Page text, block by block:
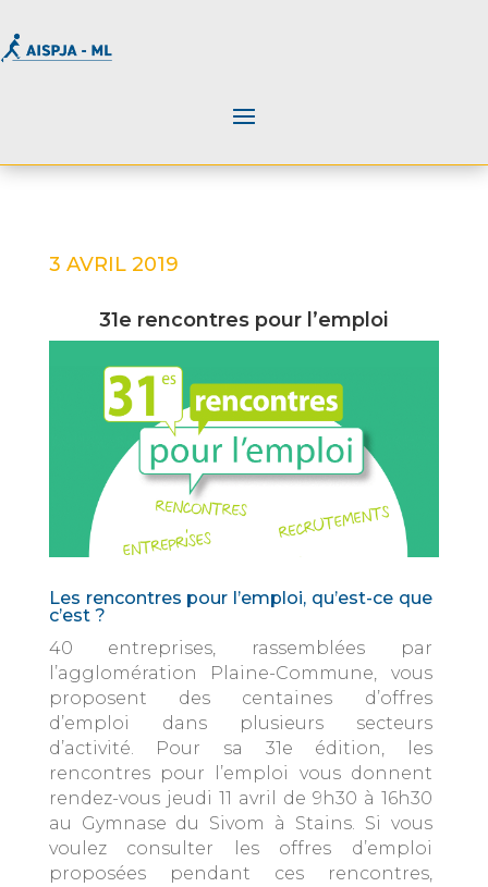
3 AVRIL 2019
31e rencontres pour l’emploi
Les rencontres pour l’emploi, qu’est-ce que
c’est ?
40 entreprises, rassemblées par
l’agglomération Plaine-Commune, vous
proposent des centaines d’offres
d’emploi dans plusieurs secteurs
d’activité. Pour sa 31e édition, les
rencontres pour l’emploi vous donnent
rendez-vous jeudi 11 avril de 9h30 à 16h30
au Gymnase du Sivom à Stains. Si vous
voulez consulter les offres d’emploi
proposées pendant ces rencontres,